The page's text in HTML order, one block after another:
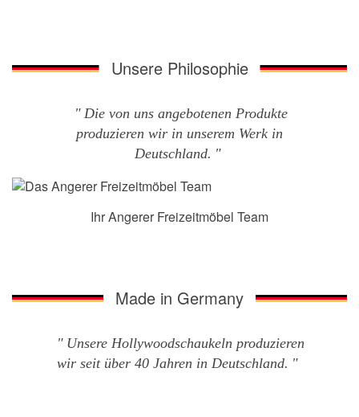
Unsere Philosophie
Die von uns angebotenen Produkte
produzieren wir in unserem Werk in
Deutschland.
Ihr Angerer Freizeitmöbel Team
Made in Germany
Unsere Hollywoodschaukeln produzieren
wir seit über 40 Jahren in Deutschland.